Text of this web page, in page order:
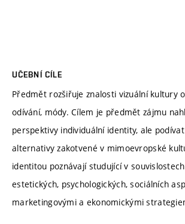
UČEBNÍ CÍLE
Předmět rozšiřuje znalosti vizuální kultury
odívání, módy. Cílem je předmět zájmu
perspektivy individuální identity, ale
alternativy zakotvené v mimoevropské
identitou poznávají studující v
estetických, psychologických, sociálních
marketingovými a ekonomickými